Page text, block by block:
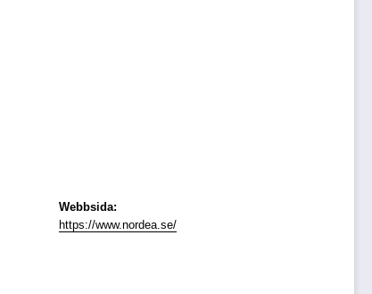
Webbsida:
https://www.nordea.se/